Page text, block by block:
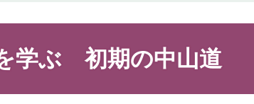
学ぶ 初期の中山道